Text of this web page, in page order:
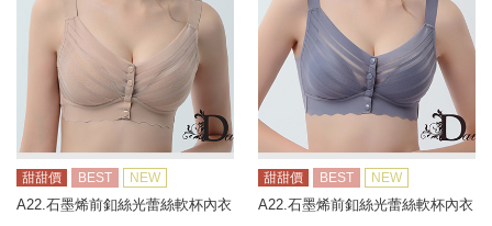
甜甜價 BEST NEW
A22.石墨烯前釦絲光蕾絲軟杯內衣
甜甜價 BEST NEW
A22.石墨烯前釦絲光蕾絲軟杯內衣